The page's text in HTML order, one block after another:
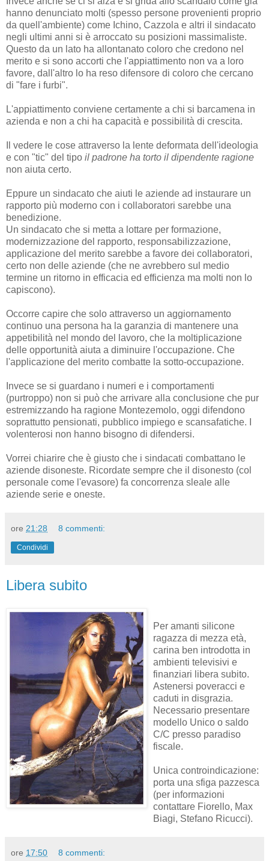
hanno denunciato molti (spesso persone provenienti proprio
da quell'ambiente) come Ichino, Cazzola e altri il sindacato
negli ultimi anni si è arroccato su posizioni massimaliste.
Questo da un lato ha allontanato coloro che credono nel
merito e si sono accorti che l'appiattimento non va a loro
favore, dall'altro lo ha reso difensore di coloro che cercano
di "fare i furbi".
L'appiattimento conviene certamente a chi si barcamena in
azienda e non a chi ha capacità e possibilità di crescita.
Il vedere le cose attraverso la lente deformata dell'ideologia
e con "tic" del tipo il padrone ha torto il dipendente ragione
non aiuta certo.
Eppure un sindacato che aiuti le aziende ad instaurare un
rapporto più moderno con i collaboratori sarebbe una
benedizione.
Un sindacato che si metta a lottare per formazione,
modernizzazione del rapporto, responsabilizzazione,
applicazione del merito sarebbe a favore dei collaboratori,
certo non delle aziende (che ne avrebbero sul medio
termine un ritorno in efficacia ed efficienza ma molti non lo
capiscono).
Occorre capire che solo attraverso un aggiornamento
continuo una persona ha la garanzia di mantenere una
appetibilità nel mondo del lavoro, che la moltiplicazione
delle opportunità aiuta a diminuire l'occupazione. Che
l'applicazione del merito combatte la sotto-occupazione.
Invece se si guardano i numeri e i comportamenti
(purtroppo) non si può che arrivare alla conclusione che pur
estremizzando ha ragione Montezemolo, oggi difendono
soprattutto pensionati, pubblico impiego e scansafatiche. I
volenterosi non hanno bisogno di difendersi.
Vorrei chiarire che è giusto che i sindacati combattano le
aziende disoneste. Ricordate sempre che il disonesto (col
personale come l'evasore) fa concorrenza sleale alle
aziende serie e oneste.
ore 21:28 8 commenti:
Condividi
Libera subito
Per amanti silicone
ragazza di mezza età,
carina ben introdotta in
ambienti televisivi e
finanziari libera subito.
Astenersi poveracci e
caduti in disgrazia.
Necessario presentare
modello Unico o saldo
C/C presso paradiso
fiscale.
Unica controindicazione:
porta una sfiga pazzesca
(per informazioni
contattare Fiorello, Max
Biagi, Stefano Ricucci).
ore 17:50 8 commenti: